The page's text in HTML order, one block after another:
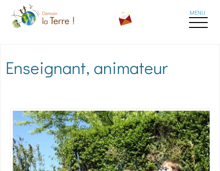
Aller au contenu principal
Enseignant, animateur